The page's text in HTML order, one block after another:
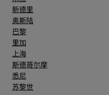
新德里
奥斯陆
巴黎
里加
上海
斯德哥尔摩
悉尼
苏黎世